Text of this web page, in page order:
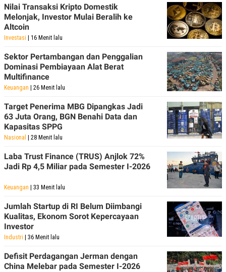
N
C
E
T
A
M
I
T
E
N
E
P
A
P
A
D
V
E
I
S
I
N
K
G
M
D
A
.
I
D
SITEMAPPROFILETERM
Nilai Transaksi Kripto Domestik
Melonjak, Investor Mulai Beralih ke
Altcoin
Investasi | 16 Menit lalu
Sektor Pertambangan dan Penggalian
Dominasi Pembiayaan Alat Berat
Multifinance
Keuangan | 26 Menit lalu
Target Penerima MBG Dipangkas Jadi
63 Juta Orang, BGN Benahi Data dan
Kapasitas SPPG
Nasional | 28 Menit lalu
Laba Trust Finance (TRUS) Anjlok 72%
Jadi Rp 4,5 Miliar pada Semester I-2026
Keuangan | 33 Menit lalu
Jumlah Startup di RI Belum Diimbangi
Kualitas, Ekonom Sorot Kepercayaan
Investor
Industri | 36 Menit lalu
Defisit Perdagangan Jerman dengan
China Melebar pada Semester I-2026